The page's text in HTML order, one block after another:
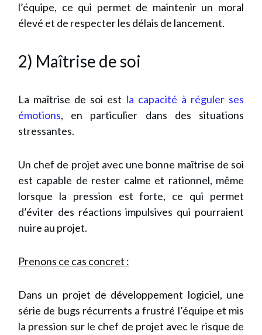
l’équipe, ce qui permet de maintenir un moral
élevé et de respecter les délais de lancement.
2) Maîtrise de soi
La maîtrise de soi est la capacité à réguler ses
émotions, en particulier dans des situations
stressantes.
Un chef de projet avec une bonne maîtrise de soi
est capable de rester calme et rationnel, même
lorsque la pression est forte, ce qui permet
d’éviter des réactions impulsives qui pourraient
nuire au projet.
Prenons ce cas concret :
Dans un projet de développement logiciel, une
série de bugs récurrents a frustré l’équipe et mis
la pression sur le chef de projet avec le risque de